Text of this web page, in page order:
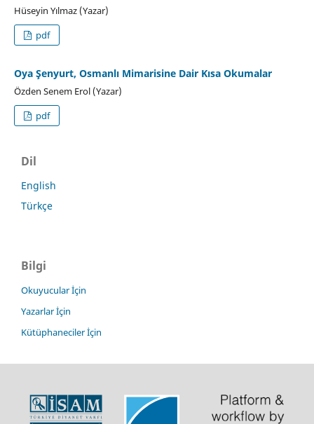
Hüseyin Yılmaz (Yazar)
pdf
Oya Şenyurt, Osmanlı Mimarisine Dair Kısa Okumalar
Özden Senem Erol (Yazar)
pdf
Dil
English
Türkçe
Bilgi
Okuyucular İçin
Yazarlar İçin
Kütüphaneciler İçin